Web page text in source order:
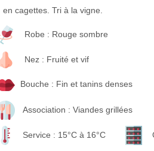
en cagettes. Tri à la vigne.
Robe : Rouge sombre
Nez : Fruité et vif
Bouche : Fin et tanins denses
Association : Viandes grillées
Service : 15°C à 16°C